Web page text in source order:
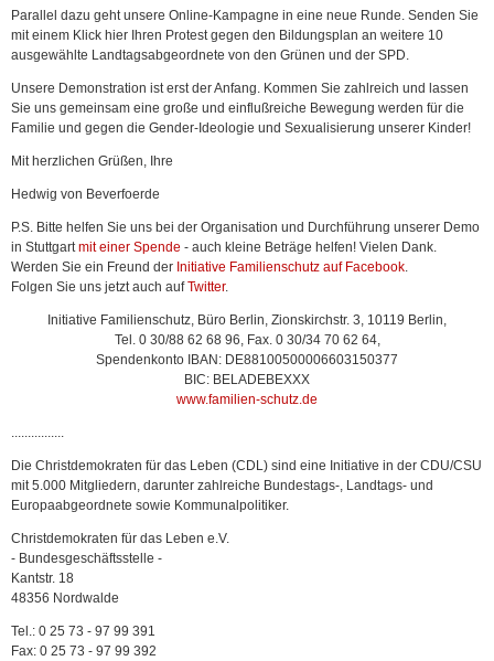
Parallel dazu geht unsere Online-Kampagne in eine neue Runde. Senden Sie
mit einem Klick hier Ihren Protest gegen den Bildungsplan an weitere 10
ausgewählte Landtagsabgeordnete von den Grünen und der SPD.
Unsere Demonstration ist erst der Anfang. Kommen Sie zahlreich und lassen
Sie uns gemeinsam eine große und einflußreiche Bewegung werden für die
Familie und gegen die Gender-Ideologie und Sexualisierung unserer Kinder!
Mit herzlichen Grüßen, Ihre
Hedwig von Beverfoerde
P.S. Bitte helfen Sie uns bei der Organisation und Durchführung unserer Demo
in Stuttgartmit einer Spende - auch kleine Beträge helfen! Vielen Dank.
Werden Sie ein Freund der Initiative Familienschutz auf Facebook.
Folgen Sie uns jetzt auch aufTwitter.
Initiative Familienschutz, Büro Berlin, Zionskirchstr. 3, 10119 Berlin,
Tel. 0 30/88 62 68 96, Fax. 0 30/34 70 62 64,
Spendenkonto IBAN: DE88100500006603150377
BIC: BELADEBEXXX
www.familien-schutz.de
................
Die Christdemokraten für das Leben (CDL) sind eine Initiative in der CDU/CSU
mit 5.000 Mitgliedern, darunter zahlreiche Bundestags-, Landtags- und
Europaabgeordnete sowie Kommunalpolitiker.
Christdemokraten für das Leben e.V.
- Bundesgeschäftsstelle -
Kantstr. 18
48356 Nordwalde
Tel.: 0 25 73 - 97 99 391
Fax: 0 25 73 - 97 99 392